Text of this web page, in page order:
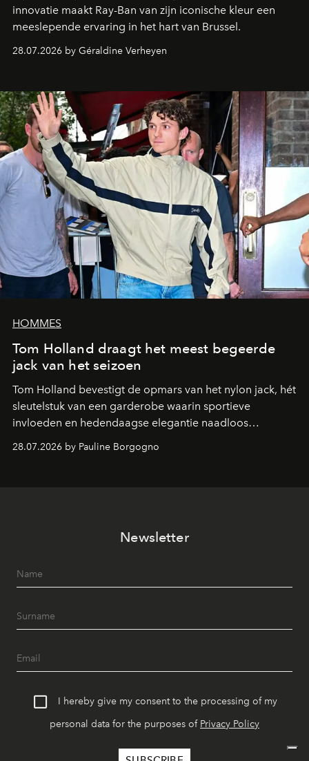
innovatie maakt Ray-Ban van zijn iconische kleur een
meeslepende ervaring in het hart van Brussel.
28.07.2026 by Géraldine Verheyen
HOMMES
Tom Holland draagt het meest begeerde
jack van het seizoen
Tom Holland bevestigt de opmars van het nylon jack, hét
sleutelstuk van een garderobe waarin sportieve
invloeden en hedendaagse elegantie naadloos
samenkomen.
28.07.2026 by Pauline Borgogno
Newsletter
I hereby give my consent to the processing of my
personal data for the purposes of Privacy Policy